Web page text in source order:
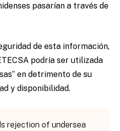
pasarían a través de
de esta información,
podría ser utilizada
en detrimento de su
y disponibilidad.
rejection of undersea